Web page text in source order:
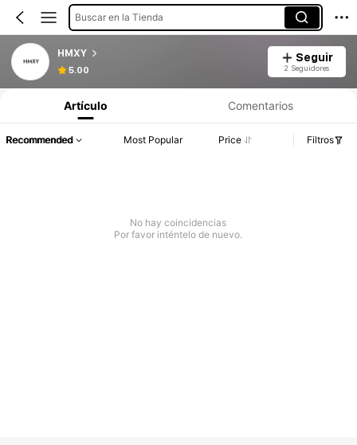
Buscar en la Tienda
HMXY
5.00
Seguir
2 Seguidores
Artículo Comentarios
Recommended Most Popular Price Filtros
No hay coincidencias
Por favor inténtelo de nuevo.